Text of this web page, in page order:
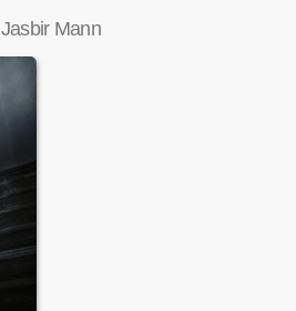
Jasbir Mann